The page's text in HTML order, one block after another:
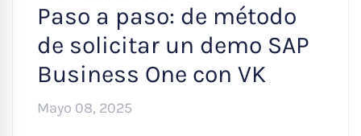
Paso a paso: de método
de solicitar un demo SAP
Business One con VK
Mayo 08, 2025